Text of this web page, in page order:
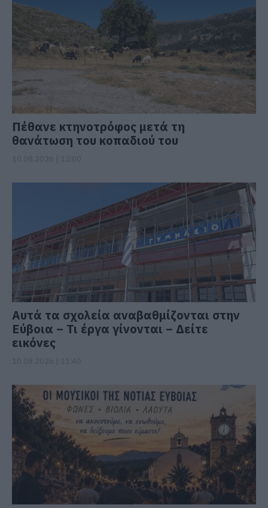
Πέθανε κτηνοτρόφος μετά τη
θανάτωση του κοπαδιού του
Αυτά τα σχολεία αναβαθμίζονται στην
Εύβοια – Τι έργα γίνονται – Δείτε
εικόνες